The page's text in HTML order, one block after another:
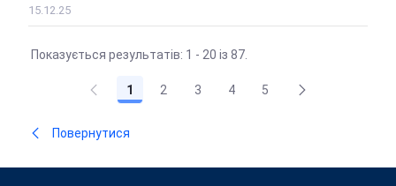
15.12.25
Показується результатів: 1 - 20 із 87.
1 2 3 4 5
Повернутися